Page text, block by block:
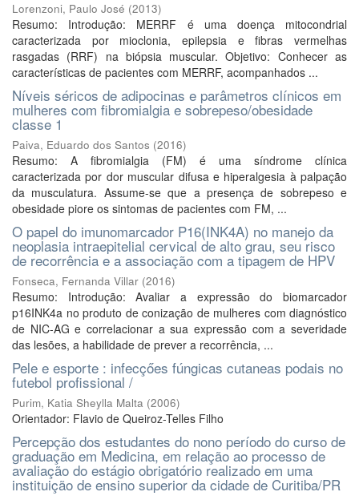
Lorenzoni, Paulo José (2013)
Resumo: Introdução: MERRF é uma doença mitocondrial
caracterizada por mioclonia, epilepsia e fibras vermelhas
rasgadas (RRF) na biópsia muscular. Objetivo: Conhecer as
características de pacientes com MERRF, acompanhados ...
Níveis séricos de adipocinas e parâmetros clínicos em
mulheres com fibromialgia e sobrepeso/obesidade
classe 1
Paiva, Eduardo dos Santos (2016)
Resumo: A fibromialgia (FM) é uma síndrome clínica
caracterizada por dor muscular difusa e hiperalgesia à palpação
da musculatura. Assume-se que a presença de sobrepeso e
obesidade piore os sintomas de pacientes com FM, ...
O papel do imunomarcador P16(INK4A) no manejo da
neoplasia intraepitelial cervical de alto grau, seu risco
de recorrência e a associação com a tipagem de HPV
Fonseca, Fernanda Villar (2016)
Resumo: Introdução: Avaliar a expressão do biomarcador
p16INK4a no produto de conização de mulheres com diagnóstico
de NIC-AG e correlacionar a sua expressão com a severidade
das lesões, a habilidade de prever a recorrência, ...
Pele e esporte : infecçőes fúngicas cutaneas podais no
futebol profissional /
Purim, Katia Sheylla Malta (2006)
Orientador: Flavio de Queiroz-Telles Filho
Percepção dos estudantes do nono período do curso de
graduação em Medicina, em relação ao processo de
avaliação do estágio obrigatório realizado em uma
instituição de ensino superior da cidade de Curitiba/PR